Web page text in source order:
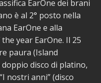
EarOne dei brani
è al 2° posto nella
EarOne e alla
year EarOne. Il 25
paura (Island
disco di platino,
nostri anni” (disco